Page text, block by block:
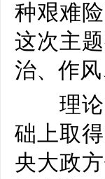
种艰难
这次主
治、作
理论学
础上取
央大政